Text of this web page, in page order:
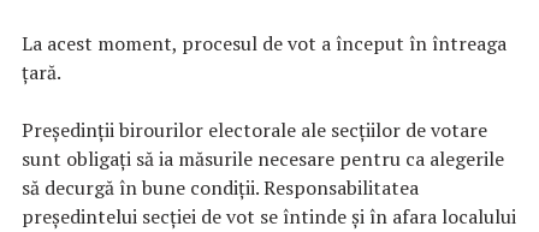
La acest moment, procesul de vot a început în întreaga
țară.
Preşedinții birourilor electorale ale secţiilor de votare
sunt obligați să ia măsurile necesare pentru ca alegerile
să decurgă în bune condiţii. Responsabilitatea
președintelui secției de vot se întinde şi în afara localului